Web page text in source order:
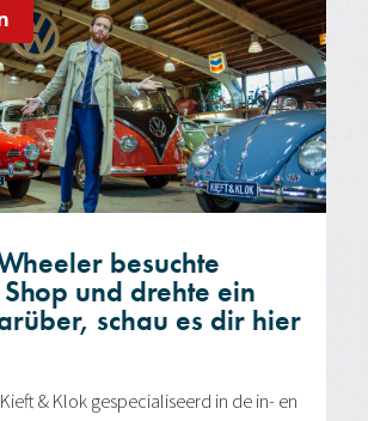
besuchte
und drehte ein
schau es dir hier
& Klok gespecialiseerd in de in- en